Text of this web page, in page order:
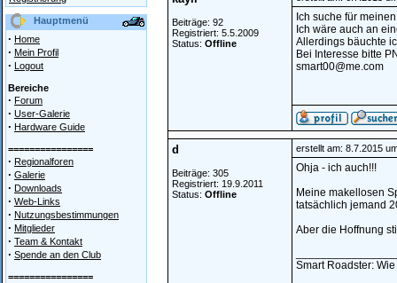
Hauptmenü
· Home
· Mein Profil
· Logout
Bereiche
· Forum
· User-Galerie
· Hardware Guide
================
· Regionalforen
· Galerie
· Downloads
· Web-Links
· Nutzungsbestimmungen
· Mitglieder
· Team & Kontakt
· Spende an den Club
================
Beiträge: 92
Registriert: 5.5.2009
Status: Offline
Ich suche für
Ich wäre auch an
Allerdings bäuchte
Bei Interesse bitte
smart00@me.com
d
Beiträge: 305
Registriert: 19.9.2011
Status: Offline
erstellt am: 8.7.2015
Ohja - ich auch!!!
Meine makellosen
tatsächlich jemand
Aber die Hoffnung
Smart Roadster: